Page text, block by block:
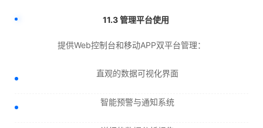
11.3 管理平台使用
提供Web控制台和移动APP双平台管理：
直观的数据可视化界面
智能预警与通知系统